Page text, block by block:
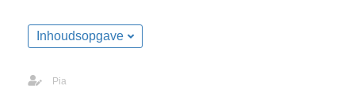
Inhoudsopgave
Pia